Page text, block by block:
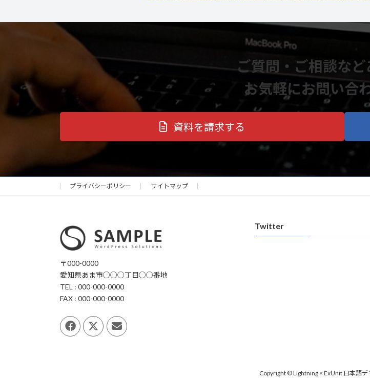
ご質問・ご相談な
お気軽にお問い合
資料を請求する
プライバシーポリシー サイトマップ
〒000-0000
愛知県あま市○○○丁目○○番地
TEL : 000-000-0000
FAX : 000-000-0000
Twitter
Copyright © Lightning × ExUnit 日本語デ